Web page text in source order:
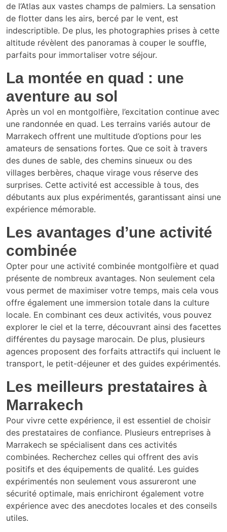
de l’Atlas aux vastes champs de palmiers. La sensation
de flotter dans les airs, bercé par le vent, est
indescriptible. De plus, les photographies prises à cette
altitude révèlent des panoramas à couper le souffle,
parfaits pour immortaliser votre séjour.
La montée en quad : une
aventure au sol
Après un vol en montgolfière, l’excitation continue avec
une randonnée en quad. Les terrains variés autour de
Marrakech offrent une multitude d’options pour les
amateurs de sensations fortes. Que ce soit à travers
des dunes de sable, des chemins sinueux ou des
villages berbères, chaque virage vous réserve des
surprises. Cette activité est accessible à tous, des
débutants aux plus expérimentés, garantissant ainsi une
expérience mémorable.
Les avantages d’une activité
combinée
Opter pour une activité combinée montgolfière et quad
présente de nombreux avantages. Non seulement cela
vous permet de maximiser votre temps, mais cela vous
offre également une immersion totale dans la culture
locale. En combinant ces deux activités, vous pouvez
explorer le ciel et la terre, découvrant ainsi des facettes
différentes du paysage marocain. De plus, plusieurs
agences proposent des forfaits attractifs qui incluent le
transport, le petit-déjeuner et des guides expérimentés.
Les meilleurs prestataires à
Marrakech
Pour vivre cette expérience, il est essentiel de choisir
des prestataires de confiance. Plusieurs entreprises à
Marrakech se spécialisent dans ces activités
combinées. Recherchez celles qui offrent des avis
positifs et des équipements de qualité. Les guides
expérimentés non seulement vous assureront une
sécurité optimale, mais enrichiront également votre
expérience avec des anecdotes locales et des conseils
utiles.